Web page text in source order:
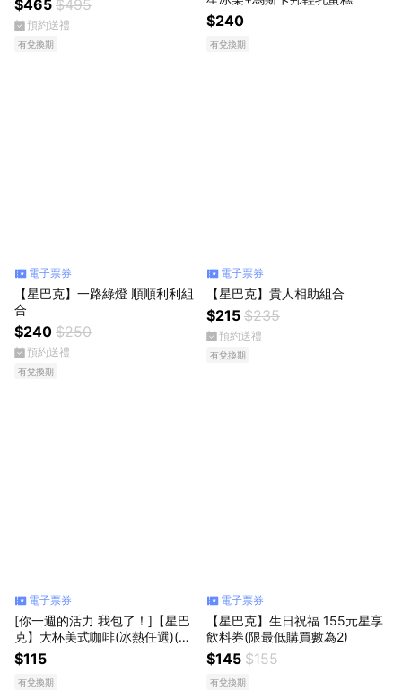
$465 $495
預約送禮
有兌換期
$240
有兌換期
電子票券
【星巴克】一路綠燈 順順利利組
合
$240 $250
預約送禮
有兌換期
電子票券
【星巴克】貴人相助組合
$215 $235
預約送禮
有兌換期
電子票券
[你一週的活力 我包了！]【星巴
克】大杯美式咖啡(冰熱任選)(限
最低購買數為5)
$115
有兌換期
電子票券
【星巴克】生日祝福 155元星享
飲料券(限最低購買數為2)
$145 $155
有兌換期